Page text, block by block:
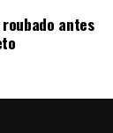
antes